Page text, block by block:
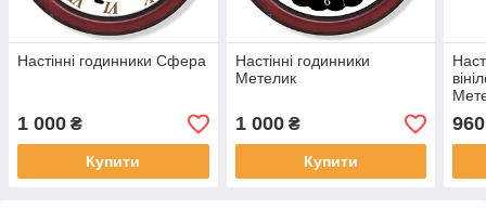
Настінні годинники Сфера
1 000 ₴
Купити
Настінні годинники
Метелик
1 000₴
Купити
960